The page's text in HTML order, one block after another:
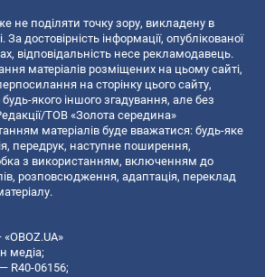
не поділяти точку зору, викладену в
За достовірність інформації, опублікованої
відповідальність несе рекламодавець.
матеріалів розміщених на цьому сайті,
на сторінку цього сайту,
якого іншого згадування, але без
ТОВ «Золота середина»
матеріалів буде вважатися: будь-яке
передрук, наступне поширення,
з використанням, включенням до
розповсюдження, адаптація, переклад
медіа;
R40-06156;